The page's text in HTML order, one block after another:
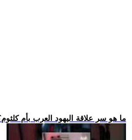
.. ما هو سر علاقة اليهود العرب بأم